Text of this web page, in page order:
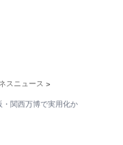
スニュース >
関西万博で実用化か